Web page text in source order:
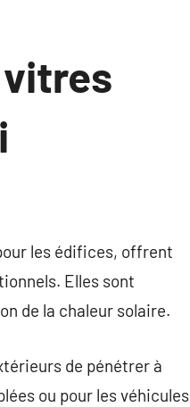
les édifices, offrent
Elles sont
de la chaleur solaire.
de pénétrer à
ou pour les véhicules